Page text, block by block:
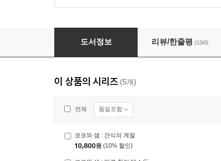
코코와 샘 : 바질 잎의 수수께끼
도서정보 리뷰/한줄평 (13/0)
이 상품의 시리즈 (5개)
전체 품절포함
코코와 샘 : 간식의 계절
10,800원 (10% 할인)